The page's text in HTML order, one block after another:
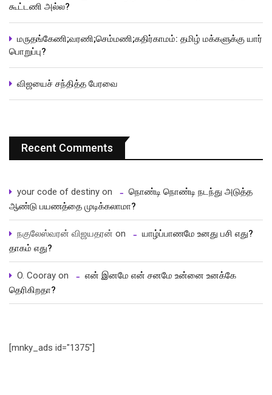
கூட்டணி அல்ல?
மருதங்கேணி;வரணி;செம்மணி;கதிர்காமம்: தமிழ் மக்களுக்கு யார்
பொறுப்பு?
விஜயைச் சந்தித்த பேரவை
Recent Comments
your code of destiny on
நொண்டி நொண்டி நடந்து அடுத்த
ஆண்டு பயணத்தை முடிக்கலாமா?
நகுலேஸ்வரன் விஜயதரன் on
யாழ்ப்பாணமே உனது பசி எது?
தாகம் எது?
O. Cooray on
என் இனமே என் சனமே உன்னை உனக்கே
தெரிகிறதா?
[mnky_ads id="1375"]